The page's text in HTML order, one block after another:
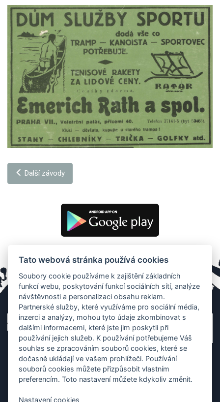
Další závody
Tato webová stránka používá cookies
Soubory cookie používáme k zajištění základních
funkcí webu, poskytování funkcí sociálních sítí, analýze
návštěvnosti a personalizaci obsahu reklam.
Partnerské služby, které využíváme pro sociální média,
inzerci a analýzy, mohou tyto údaje zkombinovat s
dalšími informacemi, které jste jim poskytli při
používání jejich služeb. K používání potřebujeme Váš
souhlas se zpracováním souborů cookies, které se
dočasně ukládají ve vašem prohlížeči. Používání
souborů cookies můžete přizpůsobit vlastním
preferencím. Toto nastavení můžete kdykoliv změnit.
Nastavení cookies